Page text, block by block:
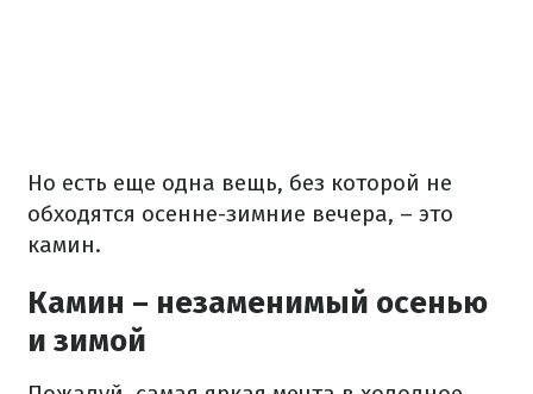
Но есть еще одна вещь, без которой не
обходятся осенне-зимние вечера, – это
камин.
Камин – незаменимый осенью
и зимой